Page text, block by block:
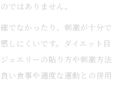
ではありません。
でなかったり、刺激が十分で
しにくいです。ダイエット目
ュエリーの貼り方や刺激方法
い食事や適度な運動との併用